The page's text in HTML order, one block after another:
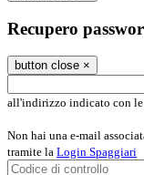
Recupero
button close ×
all'indirizzo indicato con le
Non hai una e-mail
tramite la Login Spaggiari